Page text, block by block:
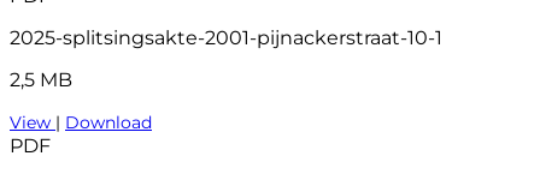
2025-splitsingsakte-2001-pijnackerstraat-10-1
2,5 MB
View | Download
PDF